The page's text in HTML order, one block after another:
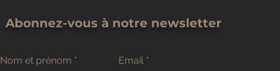
Abonnez-vous à notre newsletter
Nom et prénom Email